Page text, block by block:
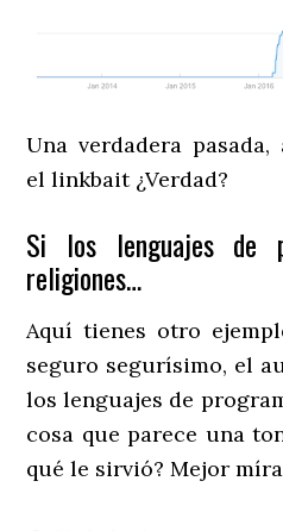
Una verdadera
el linkbait ¿Verdad?
Si los lenguajes de
religiones…
Aquí tienes otro
seguro segurísimo, el
los lenguajes de
cosa que parece una
qué le sirvió? Mejor